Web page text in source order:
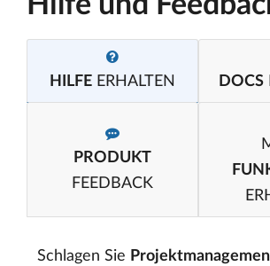
HILFE ERHALTEN DOCS
PRODUKT
FEEDBACK
Schlagen Sie